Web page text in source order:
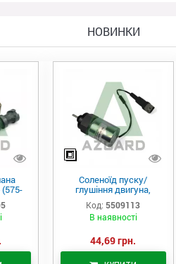
НОВИНКИ
(575-
Соленоїд пуску/
глушіння двигуна,
актуатор (550-9113)
Код: 5509113
В наявності
44,69 грн.